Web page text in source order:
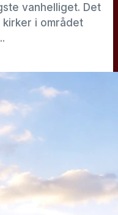
vanhelliget. Det
i området